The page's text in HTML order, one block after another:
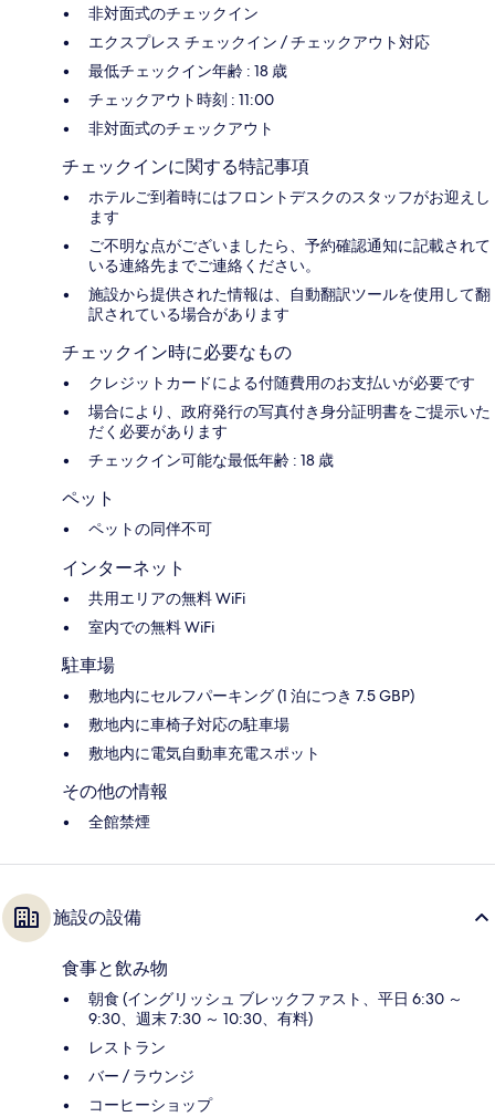
非対面式のチェックイン
エクスプレス チェックイン / チェックアウト対応
最低チェックイン年齢 : 18 歳
チェックアウト時刻 : 11:00
非対面式のチェックアウト
チェックインに関する特記事項
ホテルご到着時にはフロントデスクのスタッフがお迎えし
ます
ご不明な点がございましたら、予約確認通知に記載されて
いる連絡先までご連絡ください。
施設から提供された情報は、自動翻訳ツールを使用して翻
訳されている場合があります
チェックイン時に必要なもの
クレジットカードによる付随費用のお支払いが必要です
場合により、政府発行の写真付き身分証明書をご提示いた
だく必要があります
チェックイン可能な最低年齢 : 18 歳
ペット
ペットの同伴不可
インターネット
共用エリアの無料 WiFi
室内での無料 WiFi
駐車場
敷地内にセルフパーキング (1 泊につき 7.5 GBP)
敷地内に車椅子対応の駐車場
敷地内に電気自動車充電スポット
その他の情報
全館禁煙
施設の設備
食事と飲み物
朝食 (イングリッシュ ブレックファスト、平日 6:30 ～
9:30、週末 7:30 ～ 10:30、有料)
レストラン
バー / ラウンジ
コーヒーショップ